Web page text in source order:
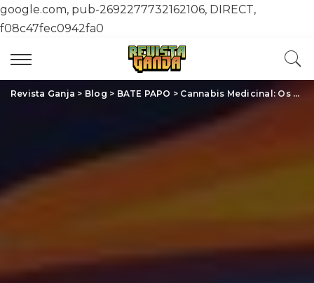
google.com, pub-2692277732162106, DIRECT,
f08c47fec0942fa0
Revista Ganja > Blog > BATE PAPO > Cannabis Medicinal: Os Benefícios Surpreendentes e a Realidade da Regulamentação